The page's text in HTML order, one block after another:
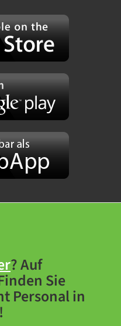
? Auf
Sie
Personal in